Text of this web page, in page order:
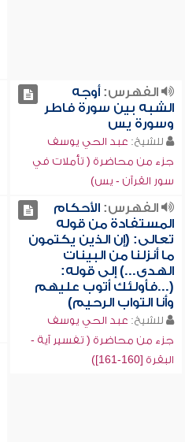
الفهرس:أوجه
الشبه بين سورة فاطر
وسورة يس
للشيخ: عبد الحي يوسف
جزء من محاضرة ( تأملات في
سور القرآن - يس)
الفهرس:الأحكام
المستفادة من قوله
تعالى: (إن الذين يكتمون
ما أنزلنا من البينات
الهدى...) إلى قوله:
(...فأولئك أتوب عليهم
وأنا التواب الرحيم)
للشيخ: عبد الحي يوسف
جزء من محاضرة ( تفسير آية -
البقرة [160-161])